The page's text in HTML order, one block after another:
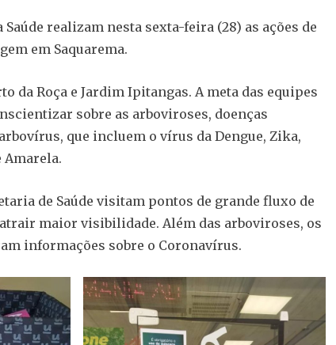
Saúde realizam nesta sexta-feira (28) as ações de
em Saquarema.
da Roça e Jardim Ipitangas. A meta das equipes
sobre as arboviroses, doenças
que incluem o vírus da Dengue, Zika,
Amarela.
de Saúde visitam pontos de grande fluxo de
maior visibilidade. Além das arboviroses, os
informações sobre o Coronavírus.